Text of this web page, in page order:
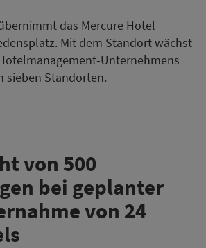
das Mercure Hotel
Mit dem Standort wächst
Unternehmens
sieben Standorten.
von 500
bei geplanter
von 24